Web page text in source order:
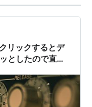
リックするとデ
としたので直し